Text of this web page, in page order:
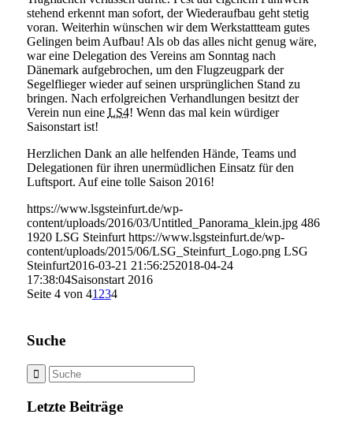
stehend erkennt man sofort, der Wiederaufbau geht stetig
voran. Weiterhin wünschen wir dem Werkstattteam gutes
Gelingen beim Aufbau! Als ob das alles nicht genug wäre,
war eine Delegation des Vereins am Sonntag nach
Dänemark aufgebrochen, um den Flugzeugpark der
Segelflieger wieder auf seinen ursprünglichen Stand zu
bringen. Nach erfolgreichen Verhandlungen besitzt der
Verein nun eine LS4! Wenn das mal kein würdiger
Saisonstart ist!
Herzlichen Dank an alle helfenden Hände, Teams und
Delegationen für ihren unermüdlichen Einsatz für den
Luftsport. Auf eine tolle Saison 2016!
https://www.lsgsteinfurt.de/wp-
content/uploads/2016/03/Untitled_Panorama_klein.jpg 486
1920 LSG Steinfurt https://www.lsgsteinfurt.de/wp-
content/uploads/2015/06/LSG_Steinfurt_Logo.png LSG
Steinfurt2016-03-21 21:56:252018-04-24
17:38:04Saisonstart 2016
Seite 4 von 41234
Suche
Letzte Beiträge